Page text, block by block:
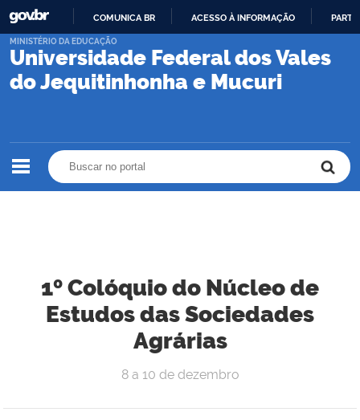
PARA
CONTEÚDO
COMUNICA BR ACESSO À INFORMAÇÃO
Universidade Federal dos Vales
do Jequitinhonha e Mucuri
MINISTÉRIO DA EDUCAÇÃO
1º Colóquio do Núcleo de
Estudos das Sociedades
Agrárias
8 a 10 de dezembro